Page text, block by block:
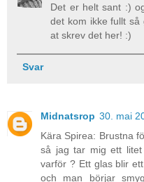
Det er helt sant :)
det kom ikke fullt så
at skrev det her! :)
Svar
Midnatsrop 30. mai
Kära Spirea: Brustna
så jag tar mig ett
varför ? Ett glas blir
och man börjar